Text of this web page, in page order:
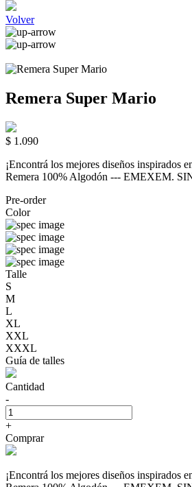
Volver
Remera Super Mario
$ 1.090
¡Encontrá los mejores diseños inspirados
Remera 100% Algodón --- EMEXEM.
Pre-order
Color
Talle
S
M
L
XL
XXL
XXXL
Guía de talles
Cantidad
-
+
Comprar
¡Encontrá los mejores diseños inspirados